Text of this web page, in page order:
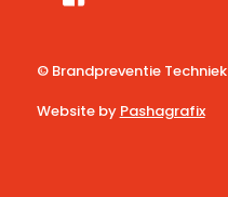
© Brandpreventie Techniek
Website by Pashagrafix